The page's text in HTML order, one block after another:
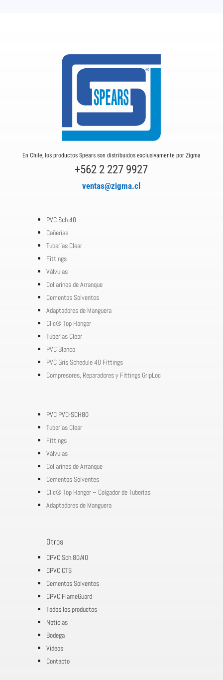
En Chile, los productos Spears son distribuidos exclusivamente por Zigma
+562 2 227 9927
ventas@zigma.cl
PVC Sch.40
Cañerías
Tuberías Clear
Fittings
Válvulas
Collarines de Arranque
Cementos Solventes
Adaptadores de Manguera
Clic® Top Hanger
Tuberías Clear
PVC Blanco
PVC Gris Schedule 40 Fittings
Compresores, Reparadores y Fittings GripLoc
PVC PVC-SCH80
Tuberías Clear
Fittings
Válvulas
Collarines de Arranque
Cementos Solventes
Clic® Top Hanger – Colgador de Tuberías
Adaptadores de Manguera
Otros
CPVC Sch.80/40
CPVC CTS
Cementos Solventes
CPVC FlameGuard
Todos los productos
Noticias
Bodega
Videos
Contacto